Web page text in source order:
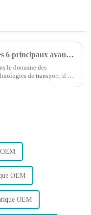
Les 6 principaux avantages du suivi GPS des véhicules
le domaine des
de transport, il est
OEM
OEM